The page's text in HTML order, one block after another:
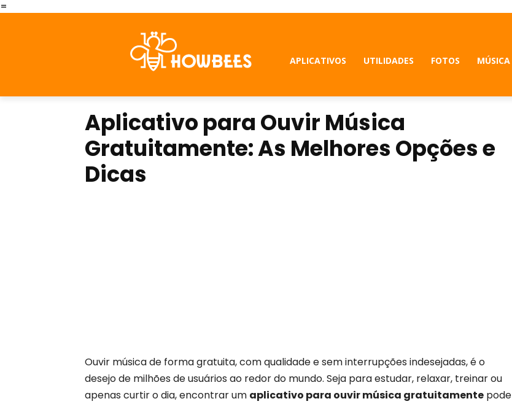
=
APLICATIVOS UTILIDADES FOTOS MÚSICA
Aplicativo para Ouvir Música
Gratuitamente: As Melhores Opções e
Dicas
Ouvir música de forma gratuita, com qualidade e sem interrupções indesejadas, é o
desejo de milhões de usuários ao redor do mundo. Seja para estudar, relaxar, treinar ou
apenas curtir o dia, encontrar um aplicativo para ouvir música gratuitamente pode